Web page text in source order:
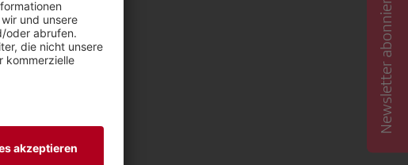
Newsletter abonnieren